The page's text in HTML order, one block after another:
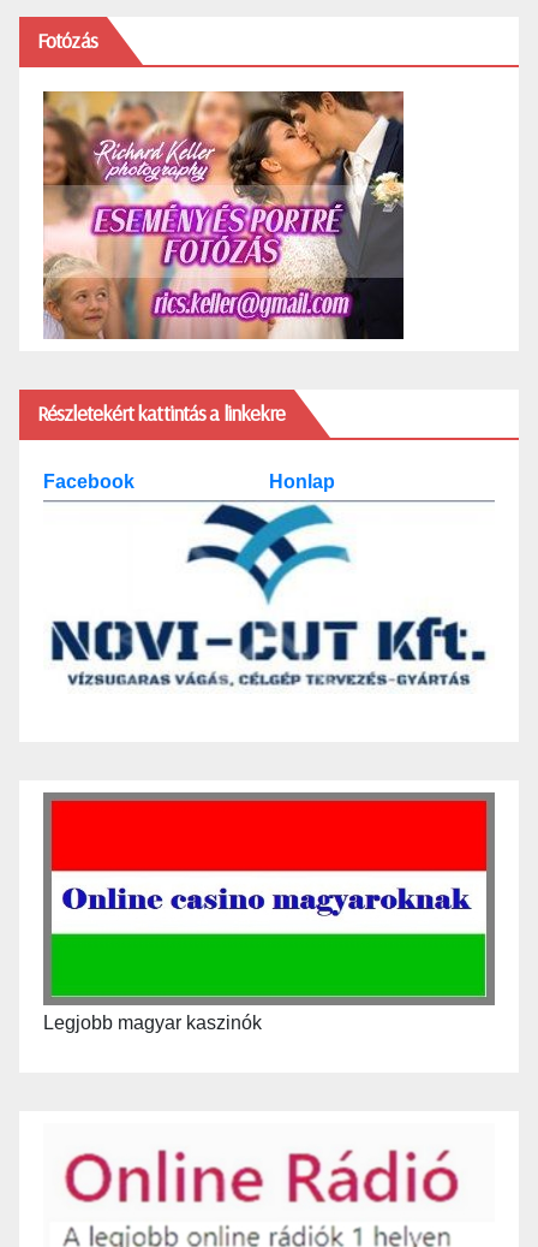
Fotózás
Részletekért kattintás a linkekre
Facebook Honlap
Legjobb magyar kaszinók